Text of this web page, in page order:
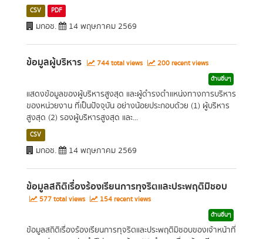
CSV PDF
มกอช. 14 พฤษภาคม 2569
ข้อมูลผู้บริหาร 744 total views 200 recent views
ด้านอื่นๆ
แสดงข้อมูลของผู้บริหารสูงสุด และผู้ดำรงตำแหน่งทางการบริหาร
ของหน่วยงาน ที่เป็นปัจจุบัน อย่างน้อยประกอบด้วย (1) ผู้บริหาร
สูงสุด (2) รองผู้บริหารสูงสุด และ...
CSV
มกอช. 14 พฤษภาคม 2569
ข้อมูลสถิติเรื่องร้องเรียนการทุจริตและประพฤติมิชอบ
577 total views 154 recent views
ด้านอื่นๆ
ข้อมูลสถิติเรื่องร้องเรียนการทุจริตและประพฤติมิชอบของเจ้าหน้าที่